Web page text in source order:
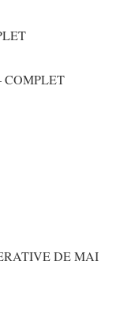
COMPLET
DE MAI